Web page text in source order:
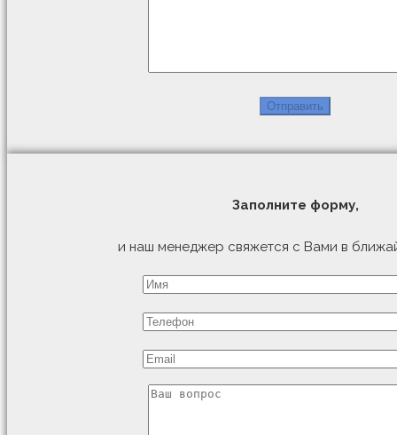
Заполните форму,
и наш менеджер свяжется с Вами в